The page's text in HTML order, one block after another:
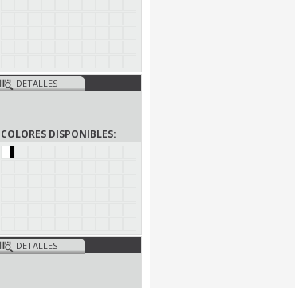
DETALLES
COLORES DISPONIBLES:
DETALLES